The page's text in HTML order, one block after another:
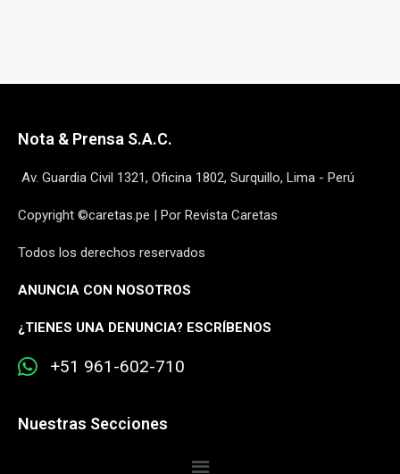
Nota & Prensa S.A.C.
Av. Guardia Civil 1321, Oficina 1802, Surquillo, Lima - Perú
Copyright ©caretas.pe | Por Revista Caretas
Todos los derechos reservados
ANUNCIA CON NOSOTROS
¿TIENES UNA DENUNCIA? ESCRÍBENOS
+51 961-602-710
Nuestras Secciones